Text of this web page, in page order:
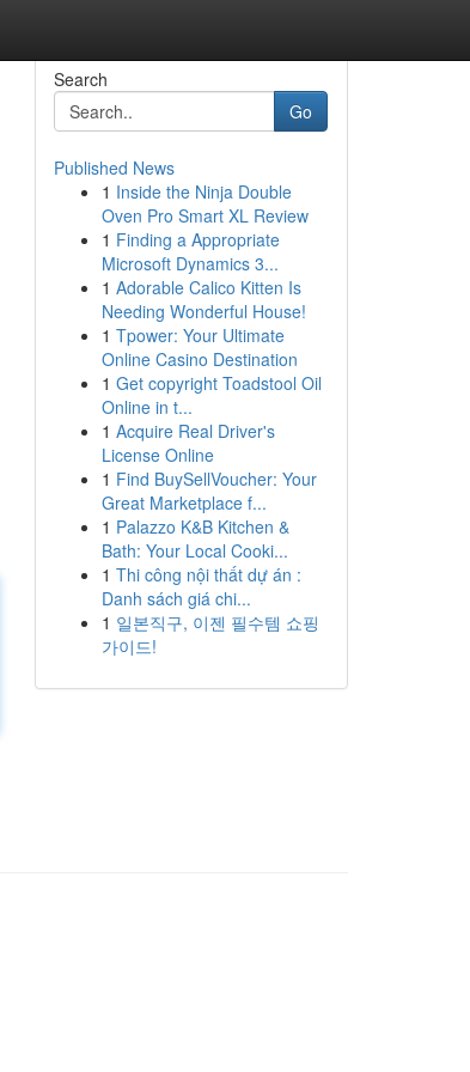
Search
Go
Published News
1 Inside the Ninja Double
Oven Pro Smart XL Review
1 Finding a Appropriate
Microsoft Dynamics 3...
1 Adorable Calico Kitten Is
Needing Wonderful House!
1 Tpower: Your Ultimate
Online Casino Destination
1 Get copyright Toadstool Oil
Online in t...
1 Acquire Real Driver's
License Online
1 Find BuySellVoucher: Your
Great Marketplace f...
1 Palazzo K&B Kitchen &
Bath: Your Local Cooki...
1 Thi công nội thất dự án :
Danh sách giá chi...
1 일본직구, 이젠 필수템 쇼핑
가이드!